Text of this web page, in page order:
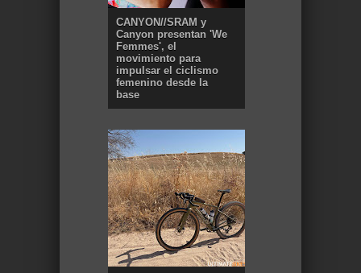
CANYON//SRAM y
Canyon presentan 'We
Femmes', el
movimiento para
impulsar el ciclismo
femenino desde la
base